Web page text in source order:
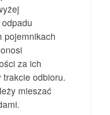
pojemnikach
za ich
odbioru.
mieszać